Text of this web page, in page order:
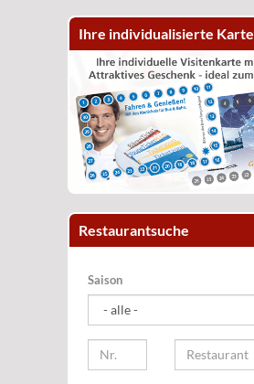
Ihre individualisierte Karte
Restaurantsuche
Saison